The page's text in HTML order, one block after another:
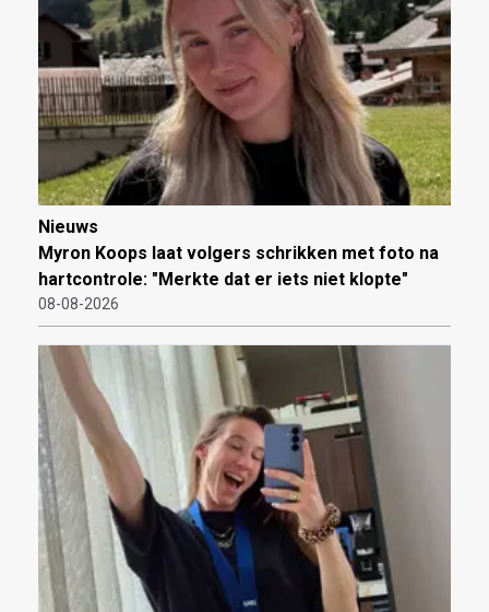
Nieuws
Myron Koops laat volgers schrikken met foto na
hartcontrole: "Merkte dat er iets niet klopte"
08-08-2026